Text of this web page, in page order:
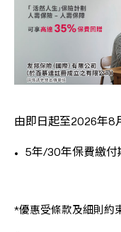
由即日起至2026年8
5年/30年保費繳付
*優惠受條款及細則約